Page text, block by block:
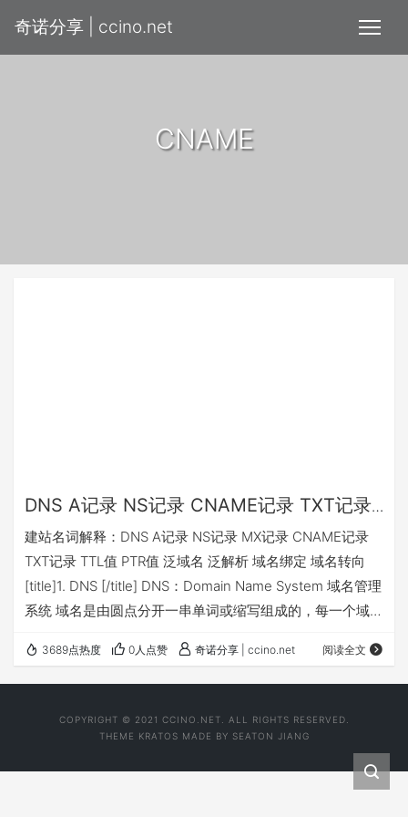
奇诺分享 | ccino.net
CNAME
DNS A记录 NS记录 CNAME记录 TXT记录
TTL值
建站名词解释：DNS A记录 NS记录 MX记录 CNAME记录
TXT记录 TTL值 PTR值 泛域名 泛解析 域名绑定 域名转向
[title]1. DNS [/title] DNS：Domain Name System 域名管理
系统 域名是由圆点分开一串单词或缩写组成的，每一个域名
的系统叫做域名管理系统。 DNS：Domain Name Server
域名服务器 域名虽然便于人们记忆，但网络中的计算机之间
3689点热度 0人点赞 奇诺分享 | ccino.net 阅读全文
COPYRIGHT © 2021 CCINO.NET. ALL RIGHTS RESERVED.
THEME KRATOS MADE BY SEATON JIANG